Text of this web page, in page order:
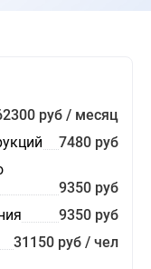
руб / месяц
7480 руб
9350 руб
9350 руб
31150 руб / чел